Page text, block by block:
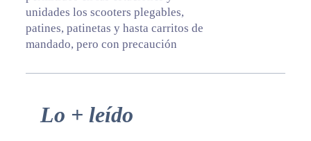
unidades los scooters plegables,
patines, patinetas y hasta carritos de
mandado, pero con precaución
Primary
Lo + leído